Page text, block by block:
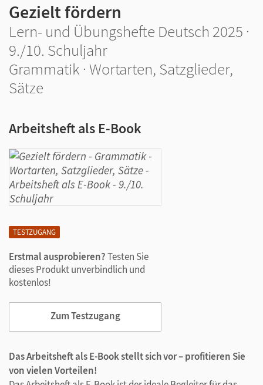
TESTZUGANG
Erstmal ausprobieren?Testen Sie
dieses Produkt unverbindlich und
kostenlos!
Zum Testzugang
Gezielt fördern
Lern- und Übungshefte Deutsch 2025 ·
9./10. Schuljahr
Grammatik · Wortarten, Satzglieder,
Sätze
Arbeitsheft als E-Book
Das Arbeitsheft als E-Book stellt sich vor – profitieren Sie
von vielen Vorteilen!